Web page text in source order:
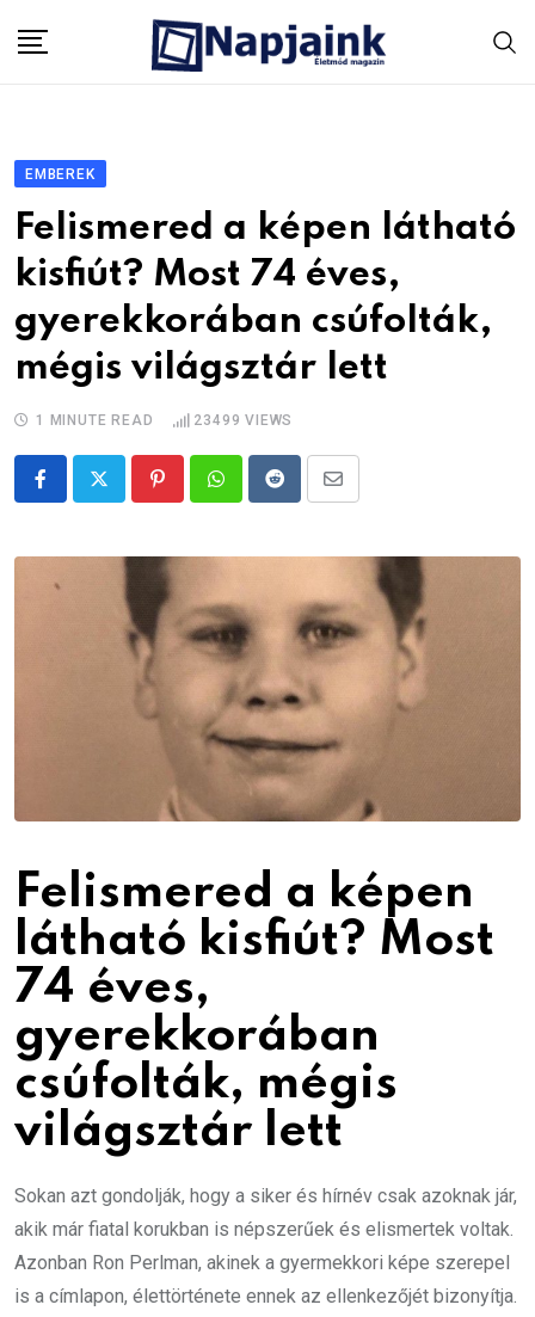
EMBEREK
Felismered a képen látható
kisfiút? Most 74 éves,
gyerekkorában csúfolták,
mégis világsztár lett
1 MINUTE READ 23499 VIEWS
PinterestWhatsappRedditShare
Email
Felismered a képen
látható kisfiút? Most
74 éves,
gyerekkorában
csúfolták, mégis
világsztár lett
Sokan azt gondolják, hogy a siker és hírnév csak azoknak jár,
akik már fiatal korukban is népszerűek és elismertek voltak.
Azonban Ron Perlman, akinek a gyermekkori képe szerepel
is a címlapon, élettörténete ennek az ellenkezőjét bizonyítja.